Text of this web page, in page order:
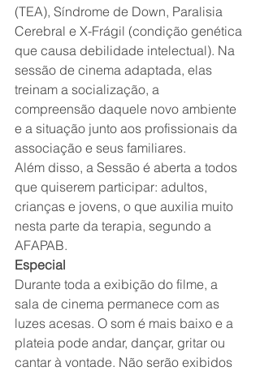
(TEA), Síndrome de Down, Paralisia
Cerebral e X-Frágil (condição genética
que causa debilidade intelectual). Na
sessão de cinema adaptada, elas
treinam a socialização, a
compreensão daquele novo ambiente
e a situação junto aos profissionais da
associação e seus familiares.
Além disso, a Sessão é aberta a todos
que quiserem participar: adultos,
crianças e jovens, o que auxilia muito
nesta parte da terapia, segundo a
AFAPAB.
Especial
Durante toda a exibição do filme, a
sala de cinema permanece com as
luzes acesas. O som é mais baixo e a
plateia pode andar, dançar, gritar ou
cantar à vontade. Não serão exibidos